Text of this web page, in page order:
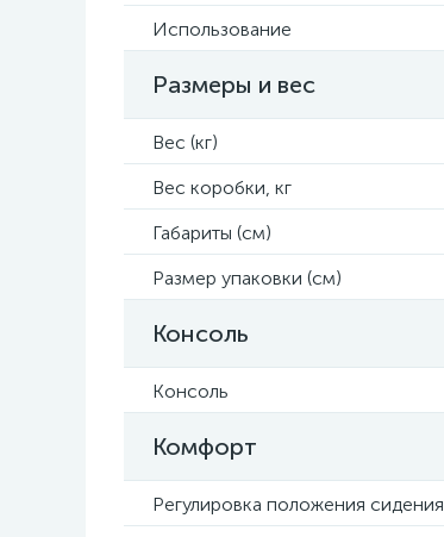
Использование
Размеры и вес
Вес (кг)
Вес коробки, кг
Габариты (см)
Размер упаковки (см)
Консоль
Консоль
Комфорт
Регулировка положения сидения